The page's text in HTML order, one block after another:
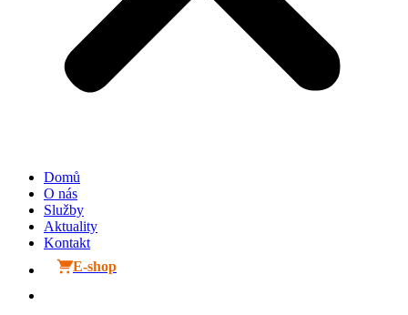
Domů
O nás
Služby
Aktuality
Kontakt
E-shop